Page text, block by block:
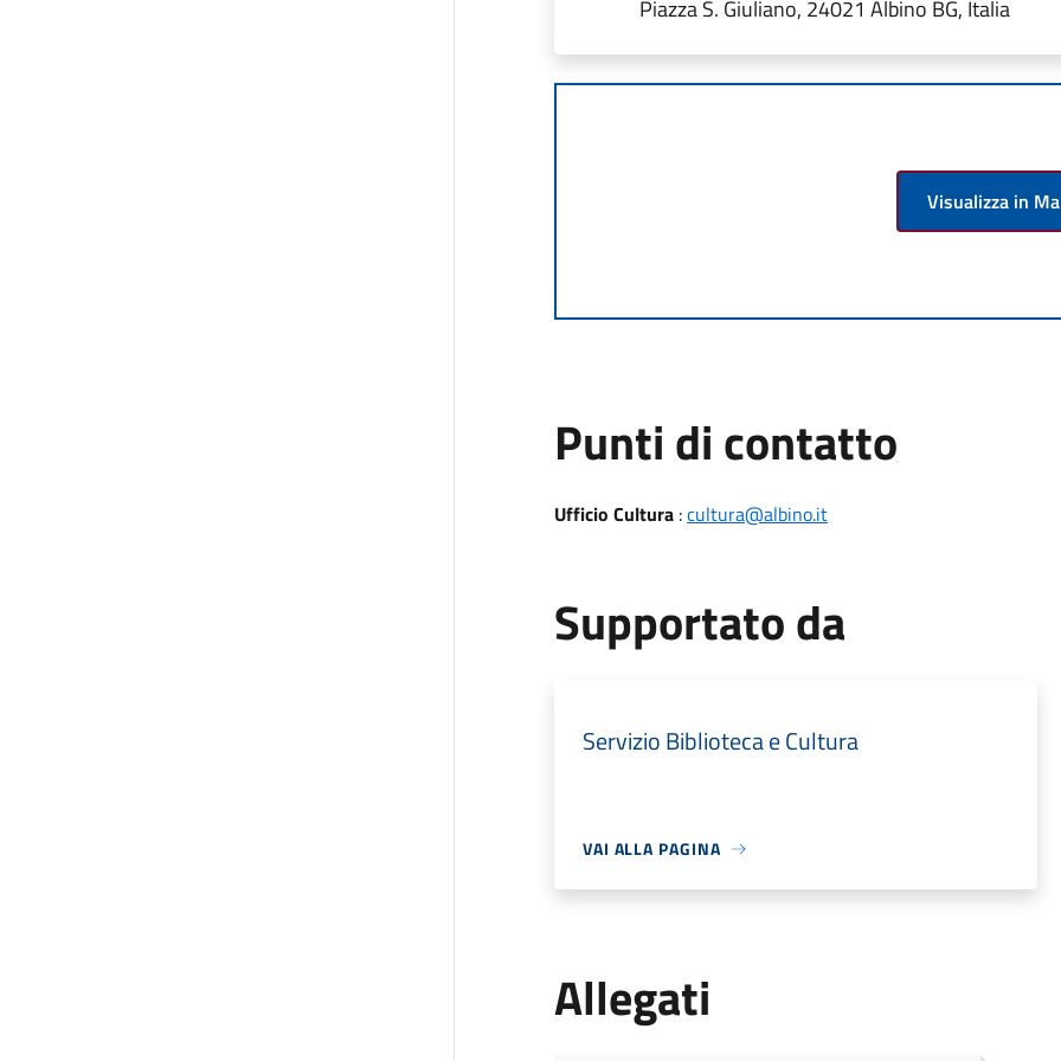
Piazza S. Giuliano, 24021 Albino BG, Italia
Visualizza in
Punti di contatto
Ufficio Cultura:cultura@albino.it
Supportato da
Servizio Biblioteca e Cultura
VAI ALLA PAGINA
Allegati